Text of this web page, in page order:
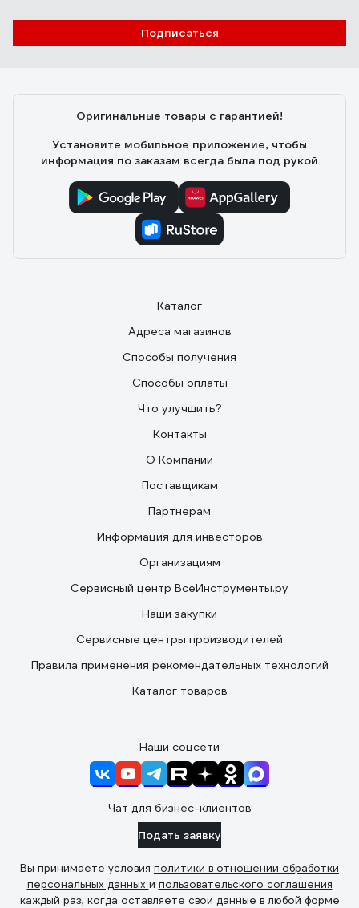
Подписаться
Оригинальные товары с гарантией!
Установите мобильное приложение, чтобы
информация по заказам всегда была под рукой
Каталог
Адреса магазинов
Способы получения
Способы оплаты
Что улучшить?
Контакты
О Компании
Поставщикам
Партнерам
Информация для инвесторов
Организациям
Сервисный центр ВсеИнструменты.ру
Наши закупки
Сервисные центры производителей
Правила применения рекомендательных технологий
Каталог товаров
Наши соцсети
Чат для бизнес-клиентов
Подать заявку
Вы принимаете условия политики в отношении обработки
персональных данных и пользовательского соглашения
каждый раз, когда оставляете свои данные в любой форме